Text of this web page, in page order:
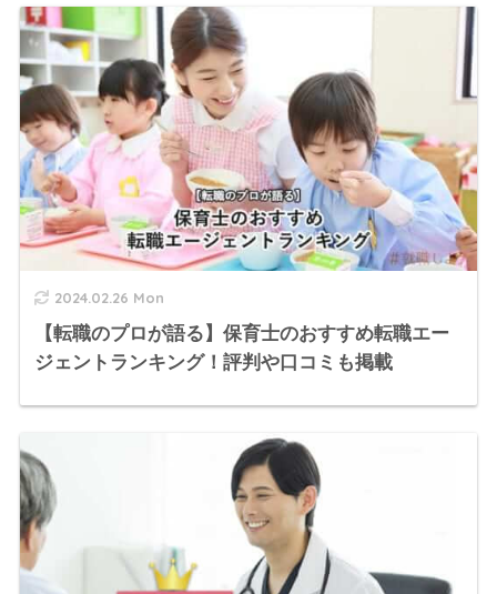
2024.02.26 Mon
【転職のプロが語る】保育士のおすすめ転職エー
ジェントランキング！評判や口コミも掲載